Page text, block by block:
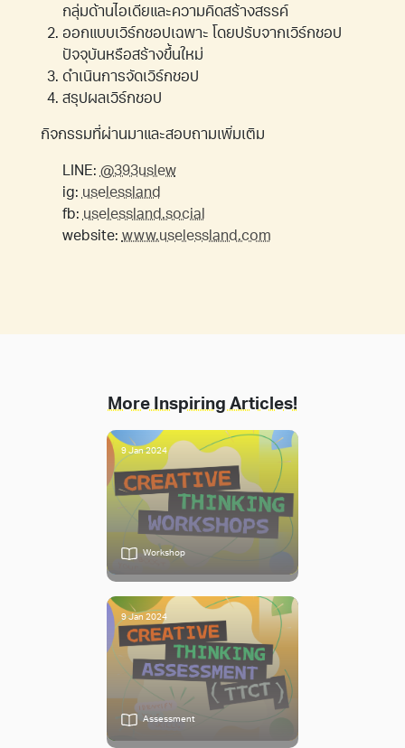
กลุ่มด้านไอเดียและความคิดสร้างสรรค์
ออกแบบเวิร์กชอปเฉพาะ โดยปรับจากเวิร์กชอป
ปัจจุบันหรือสร้างขึ้นใหม่
ดำเนินการจัดเวิร์กชอป
สรุปผลเวิร์กชอป
กิจกรรมที่ผ่านมาและสอบถามเพิ่มเติม
LINE: @393uslew
ig: uselessland
fb: uselessland.social
website: www.uselessland.com
More Inspiring Articles!
9 Jan 2024
Workshop
9 Jan 2024
Assessment